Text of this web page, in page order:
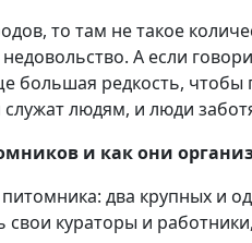
то там не такое
А если
большая редкость,
людям, и люди
и как они
два крупных и
свои кураторы и